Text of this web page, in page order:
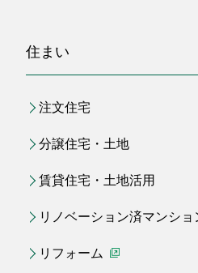
住まい
注文住宅
分譲住宅・土地
賃貸住宅・土地活用
リノベーション済マンショ
リフォーム （別ウィンドウ